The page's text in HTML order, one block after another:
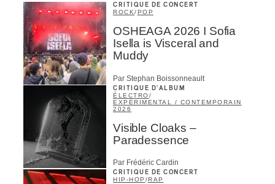
CRITIQUE DE CONCERT
ROCK/ POP
OSHEAGA 2026 I Sofia
Isella is Visceral and
Muddy
Par Stephan Boissonneault
CRITIQUE D'ALBUM
ÉLECTRO/
EXPÉRIMENTAL / CONTEMPORAIN
2026
Visible Cloaks –
Paradessence
Par Frédéric Cardin
CRITIQUE DE CONCERT
HIP-HOP /RAP